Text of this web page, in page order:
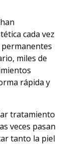
cada vez
miles de
rápida y
tratamiento
veces pasan
tanto la piel